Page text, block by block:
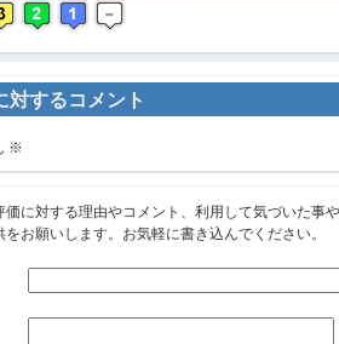
対するコメント
※
に対する理由やコメント、利用して気づいた事
お願いします。お気軽に書き込んでください。